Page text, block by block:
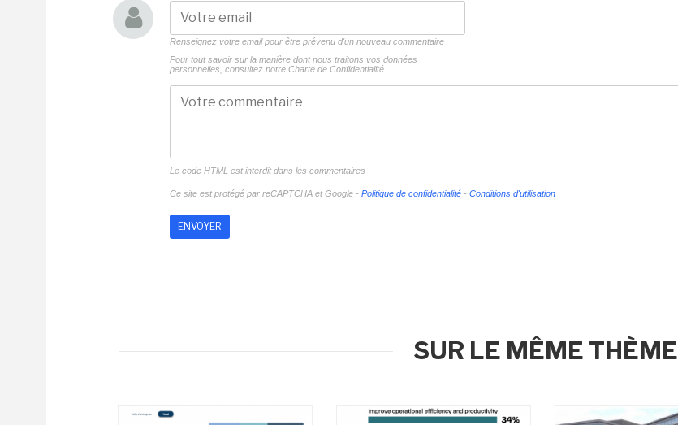
Renseignez votre email pour être prévenu d'un nouveau commentaire
Pour tout savoir sur la manière dont nous traitons vos données
personnelles, consultez notre Charte de Confidentialité.
Le code HTML est interdit dans les commentaires
Ce site est protégé par reCAPTCHA et Google - Politique de confidentialité - Conditions d'utilisation
SUR LE MÊME THÈME